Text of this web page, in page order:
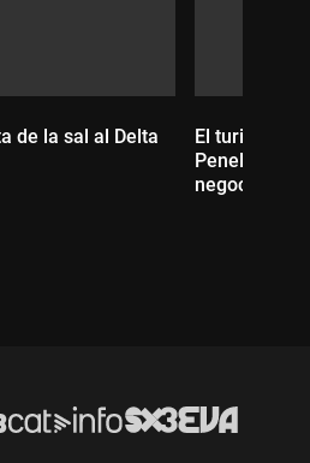
de la sal al Delta
El turisme
Penelles
negocis al